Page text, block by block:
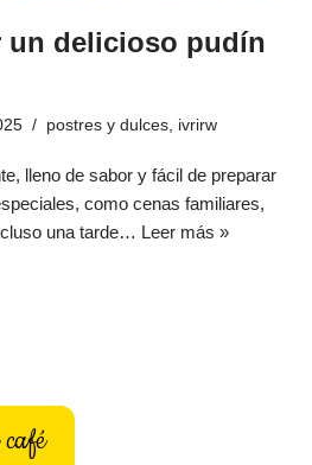
un delicioso pudín
postres y dulces, ivrirw
lleno de sabor y fácil de preparar
como cenas familiares,
una tarde… Leer más »